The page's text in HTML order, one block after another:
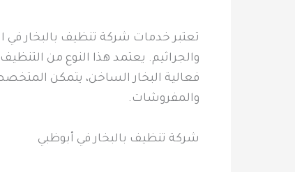
تعتبر خدمات شركة تنظيف بالبخار في
والجراثيم. يعتمد هذا النوع من
فعالية البخار الساخن، يتمكن
والمفروشات.
شركة تنظيف بالبخار في أبوظبي